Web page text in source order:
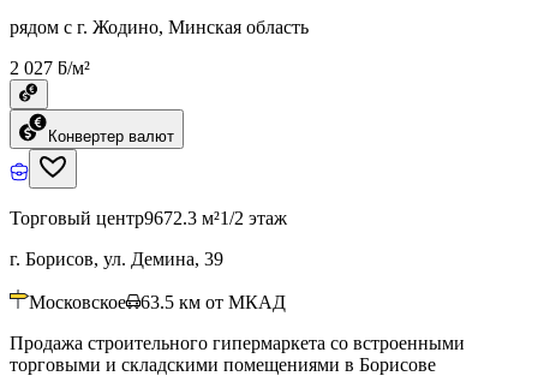
рядом с г. Жодино, Минская область
2 027 ƃ/м²
Конвертер валют
Торговый центр9672.3 м²1/2 этаж
г. Борисов, ул. Демина, 39
Московское 63.5 км от МКАД
Продажа строительного гипермаркета со встроенными
торговыми и складскими помещениями в Борисове